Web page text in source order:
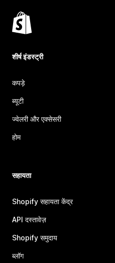
शीर्ष इंडस्ट्री
कपड़े
ब्यूटी
ज्वेलरी और एक्सेसरी
होम
सहायता
Shopify सहायता केंद्र
API दस्तावेज़
Shopify समुदाय
ब्लॉग